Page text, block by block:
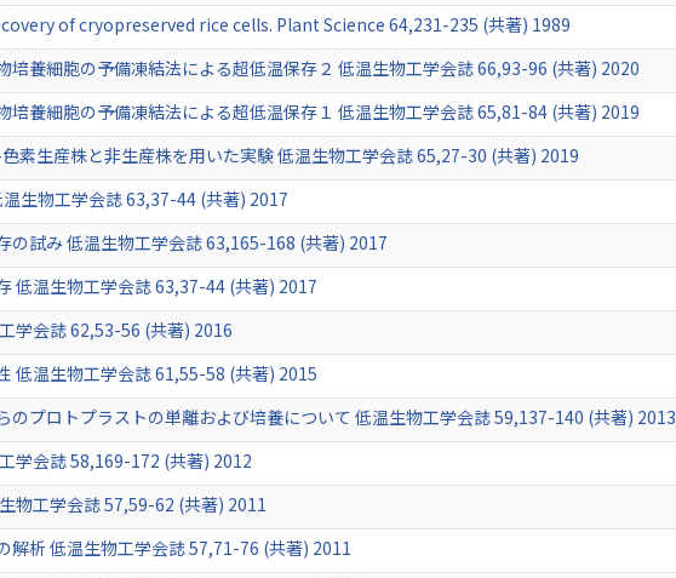
of cryopreserved rice cells. Plant Science 64,231-235 (共著) 1989
培養細胞の予備凍結法による超低温保存２ 低温生物工学会誌 66,93-96 (共著) 2020
培養細胞の予備凍結法による超低温保存１ 低温生物工学会誌 65,81-84 (共著) 2019
素生産株と非生産株を用いた実験 低温生物工学会誌 65,27-30 (共著) 2019
生物工学会誌 63,37-44 (共著) 2017
の試み 低温生物工学会誌 63,165-168 (共著) 2017
低温生物工学会誌 63,37-44 (共著) 2017
学会誌 62,53-56 (共著) 2016
低温生物工学会誌 61,55-58 (共著) 2015
のプロトプラストの単離および培養について 低温生物工学会誌 59,137-140 (共著) 2013
学会誌 58,169-172 (共著) 2012
物工学会誌 57,59-62 (共著) 2011
解析 低温生物工学会誌 57,71-76 (共著) 2011